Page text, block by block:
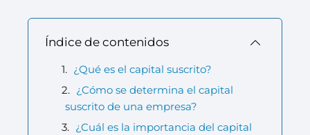
Índice de contenidos
¿Qué es el capital suscrito?
¿Cómo se determina el capital
suscrito de una empresa?
¿Cuál es la importancia del capital